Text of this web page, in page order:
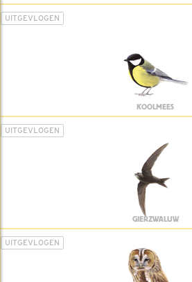
UITGEVLOGEN
KOOLMEES
UITGEVLOGEN
GIERZWALUW
UITGEVLOGEN